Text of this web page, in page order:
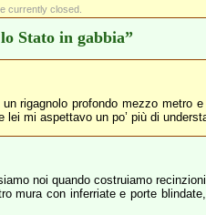
currently closed.
Stato in gabbia”
rigagnolo profondo mezzo metro
lei mi aspettavo un po’ più di
noi quando costruiamo
mura con inferriate e porte